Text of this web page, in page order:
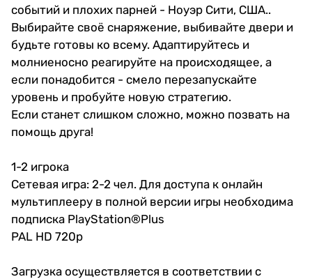
событий и плохих парней - Ноуэр Сити, США..
Выбирайте своё снаряжение, выбивайте двери и
будьте готовы ко всему. Адаптируйтесь и
молниеносно реагируйте на происходящее, а
если понадобится - смело перезапускайте
уровень и пробуйте новую стратегию.
Если станет слишком сложно, можно позвать на
помощь друга!
1-2 игрока
Сетевая игра: 2-2 чел. Для доступа к онлайн
мультиплееру в полной версии игры необходима
подписка PlayStation®Plus
PAL HD 720p
Загрузка осуществляется в соответствии с